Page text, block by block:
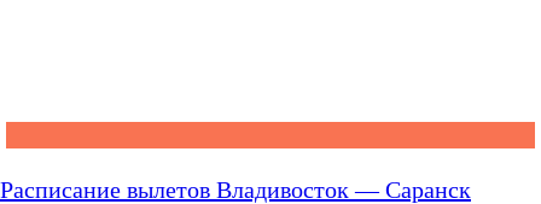
Расписание вылетов Владивосток — Саранск